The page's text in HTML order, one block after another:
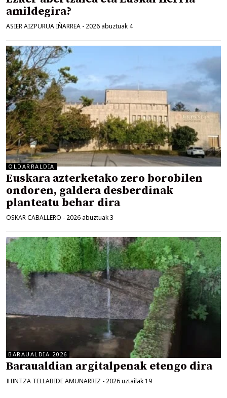
amildegira?
ASIER AIZPURUA IÑARREA - 2026 abuztuak 4
OLDARRALDIA
Euskara azterketako zero borobilen
ondoren, galdera desberdinak
planteatu behar dira
OSKAR CABALLERO - 2026 abuztuak 3
BARAUALDIA 2026
Baraualdian argitalpenak etengo dira
IHINTZA TELLABIDE AMUNARRIZ - 2026 uztailak 19